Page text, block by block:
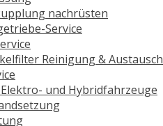
nachrüsten
Service
Reinigung & Austausch
und Hybridfahrzeuge